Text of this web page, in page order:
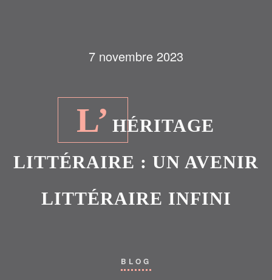
7 novembre 2023
L’ HÉRITAGE
LITTÉRAIRE : UN AVENIR
LITTÉRAIRE INFINI
BLOG